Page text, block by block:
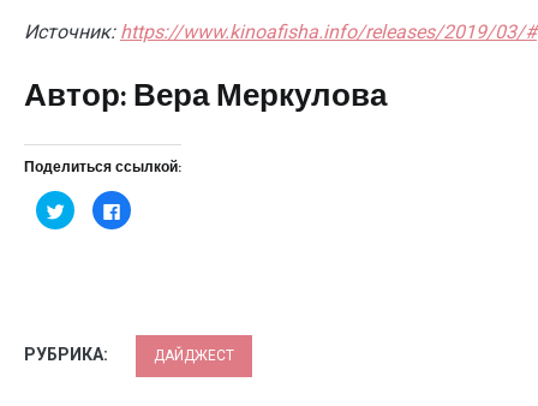
Источник: https://www.kinoafisha.info/releases/2019/03/#
Автор: Вера Меркулова
Поделиться ссылкой:
Нажмите,
чтобы
поделиться
Нажмите
здесь,
новом
окне)
РУБРИКА: ДАЙДЖЕСТ